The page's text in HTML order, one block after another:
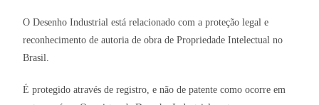
O Desenho Industrial está relacionado com a proteção legal e
reconhecimento de autoria de obra de Propriedade Intelectual no
Brasil.
É protegido através de registro, e não de patente como ocorre em